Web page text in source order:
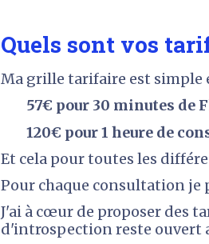
Quels sont vos
Ma grille tarifaire est simple
57€ pour 30 minutes
120€ pour 1 heure
Et cela pour toutes les
Pour chaque consultation je
J'ai à cœur de proposer des
d'introspection reste ouvert